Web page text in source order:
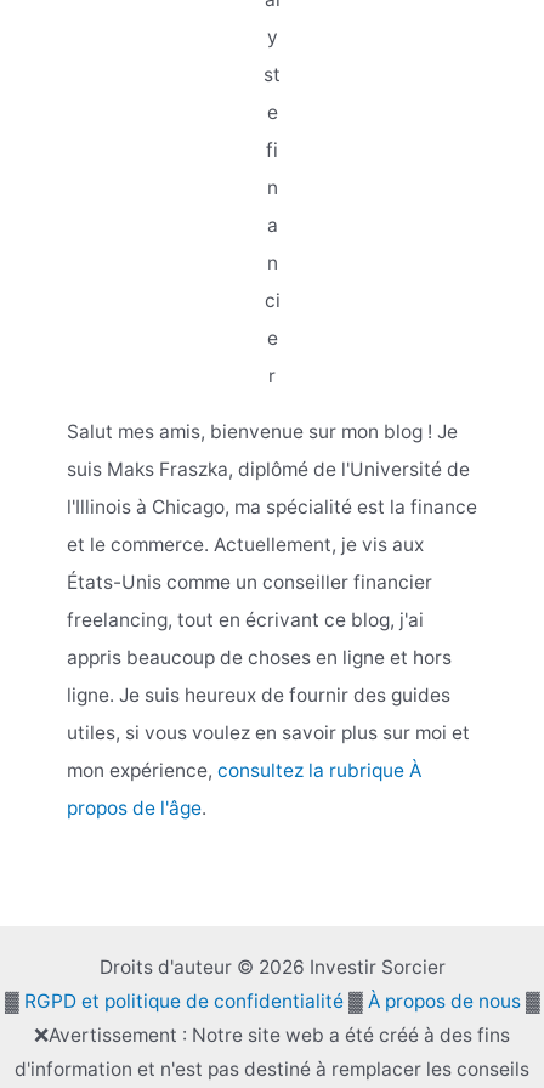
y
st
e
fi
n
a
n
ci
e
r
Salut mes amis, bienvenue sur mon blog ! Je
suis Maks Fraszka, diplômé de l'Université de
l'Illinois à Chicago, ma spécialité est la finance
et le commerce. Actuellement, je vis aux
États-Unis comme un conseiller financier
freelancing, tout en écrivant ce blog, j'ai
appris beaucoup de choses en ligne et hors
ligne. Je suis heureux de fournir des guides
utiles, si vous voulez en savoir plus sur moi et
mon expérience, consultez la rubrique À
propos de l'âge.
Droits d'auteur © 2026 Investir Sorcier
▓ RGPD et politique de confidentialité▓ À propos de nous▓
❌Avertissement : Notre site web a été créé à des fins
d'information et n'est pas destiné à remplacer les conseils